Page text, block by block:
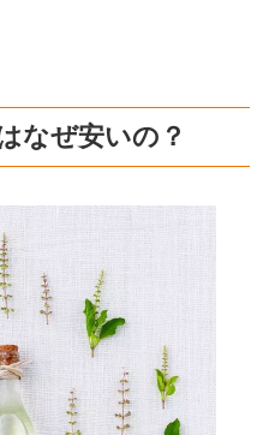
なぜ安いの？